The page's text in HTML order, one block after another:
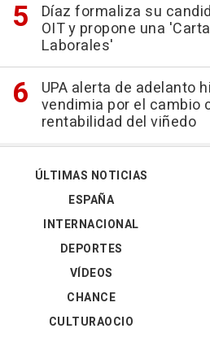
Díaz formaliza su
OIT y propone una
Laborales'
UPA alerta de adelanto
vendimia por el cambio
rentabilidad del viñedo
ÚLTIMAS NOTICIAS
ESPAÑA
INTERNACIONAL
DEPORTES
VÍDEOS
CHANCE
CULTURAOCIO